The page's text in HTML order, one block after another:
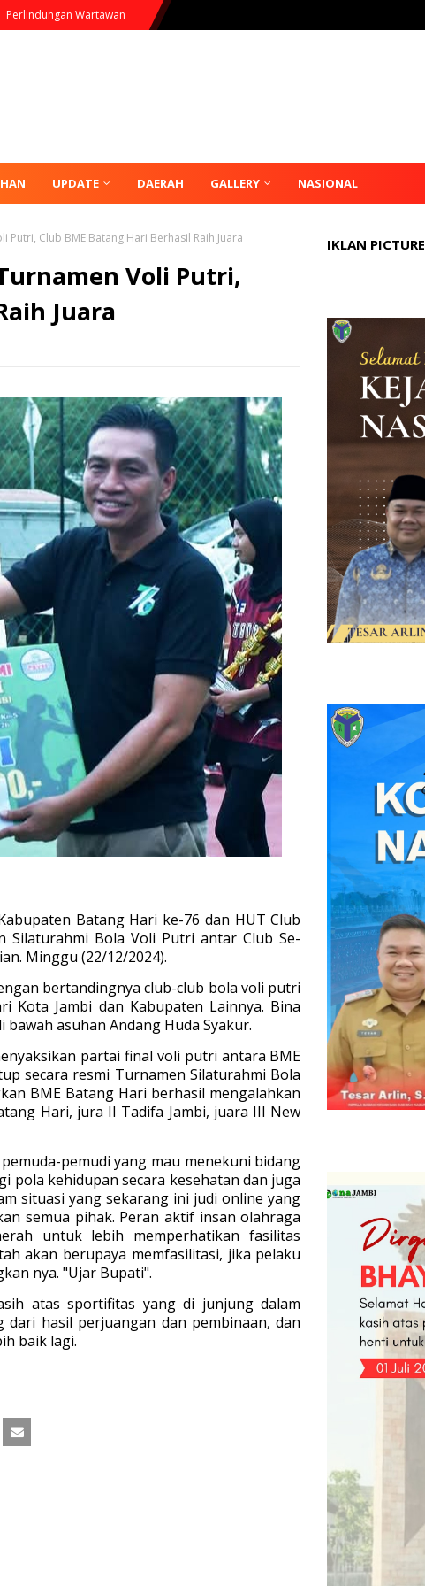
Perlindungan Wartawan
UPDATE DAERAH GALLERY NASIONAL
Club BME Batang Hari Berhasil Raih Juara
Voli Putri,
Juara
Batang Hari ke-76 dan HUT Club
Silaturahmi Bola Voli Putri antar Club Se-
Minggu (22/12/2024).
bertandingnya club-club bola voli putri
Kota Jambi dan Kabupaten Lainnya. Bina
asuhan Andang Huda Syakur.
partai final voli putri antara BME
secara resmi Turnamen Silaturahmi Bola
BME Batang Hari berhasil mengalahkan
Hari, jura II Tadifa Jambi, juara III New
pemudi yang mau menekuni bidang
kehidupan secara kesehatan dan juga
situasi yang sekarang ini judi online yang
semua pihak. Peran aktif insan olahraga
untuk lebih memperhatikan fasilitas
akan berupaya memfasilitasi, jika pelaku
nya. "Ujar Bupati".
atas sportifitas yang di junjung dalam
hasil perjuangan dan pembinaan, dan
baik lagi.
IKLAN PICTURE